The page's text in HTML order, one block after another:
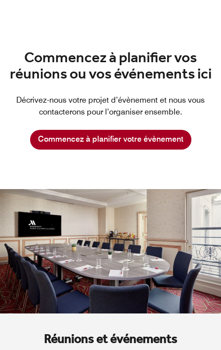
Commencez à planifier vos
réunions ou vos événements ici
Décrivez-nous votre projet d’évènement et nous vous
contacterons pour l’organiser ensemble.
Commencez à planifier votre évènement
Réunions et événements